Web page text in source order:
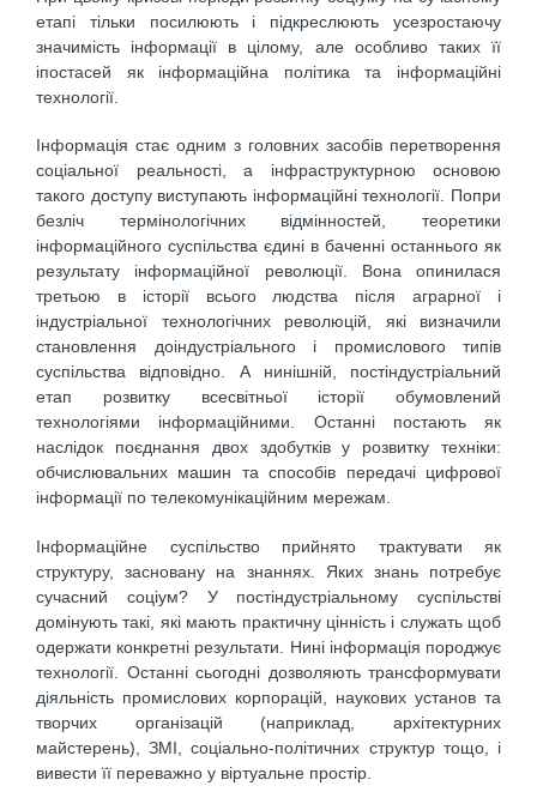
етапі тільки посилюють і підкреслюють усезростаючу
значимість інформації в цілому, але особливо таких її
іпостасей як інформаційна політика та інформаційні
технології.
Інформація стає одним з головних засобів перетворення
соціальної реальності, а інфраструктурною основою
такого доступу виступають інформаційні технології. Попри
безліч термінологічних відмінностей, теоретики
інформаційного суспільства єдині в баченні останнього як
результату інформаційної революції. Вона опинилася
третьою в історії всього людства після аграрної і
індустріальної технологічних революцій, які визначили
становлення доіндустріального і промислового типів
суспільства відповідно. А нинішній, постіндустріальний
етап розвитку всесвітньої історії обумовлений
технологіями інформаційними. Останні постають як
наслідок поєднання двох здобутків у розвитку техніки:
обчислювальних машин та способів передачі цифрової
інформації по телекомунікаційним мережам.
Інформаційне суспільство прийнято трактувати як
структуру, засновану на знаннях. Яких знань потребує
сучасний соціум? У постіндустріальному суспільстві
домінують такі, які мають практичну цінність і служать щоб
одержати конкретні результати. Нині інформація породжує
технології. Останні сьогодні дозволяють трансформувати
діяльність промислових корпорацій, наукових установ та
творчих організацій (наприклад, архітектурних
майстерень), ЗМІ, соціально-політичних структур тощо, і
вивести її переважно у віртуальне простір.